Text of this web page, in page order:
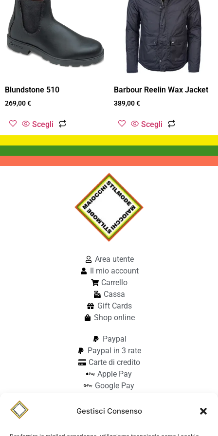
Gestisci Consenso
Blundstone 510
269,00€
Scegli
Barbour Reelin Wax Jacket
389,00€
Scegli
Area utente
Il mio account
Carrello
Cassa
Gift Cards
Shop online
Paypal
Paypal in 3 rate
Carte di credito
Apple Pay
Google Pay
Pagamento alla consegna